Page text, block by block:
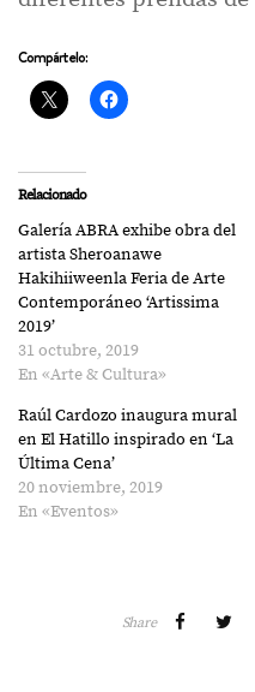
Compártelo:
Relacionado
Galería ABRA exhibe obra del
artista Sheroanawe
Hakihiiweenla Feria de Arte
Contemporáneo ‘Artissima
2019’
31 octubre, 2019
En «Arte & Cultura»
Raúl Cardozo inaugura mural
en El Hatillo inspirado en ‘La
Última Cena’
20 noviembre, 2019
En «Eventos»
Share